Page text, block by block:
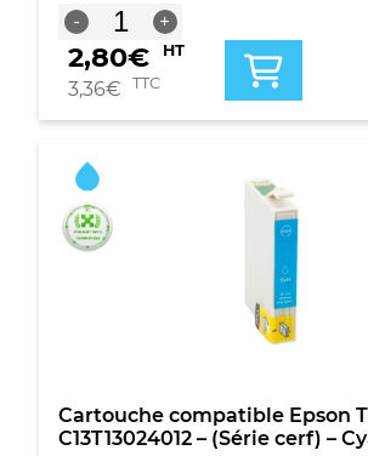
-
quantité
de
Cartouche
compatible
T1303
C13T13034012
-
(Série
cerf)
+
2,80€ HT
3,36€ TTC
Cartouche compatible Epson
C13T13024012 – (Série cerf) –